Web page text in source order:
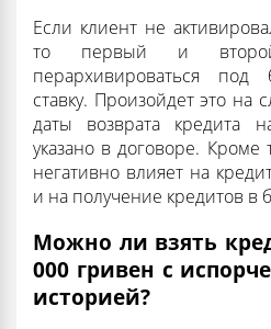
Если клиент не
то первый и
перархивироваться под
ставку. Произойдет это
даты возврата кредита
указано в договоре. Кроме
негативно влияет на
и на получение кредитов в
Можно ли взять
000 гривен с
историей?